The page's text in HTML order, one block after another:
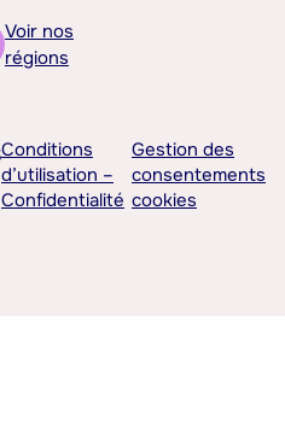
Voir nos
régions
Conditions
d’utilisation –
Confidentialité
Gestion des
consentements
cookies